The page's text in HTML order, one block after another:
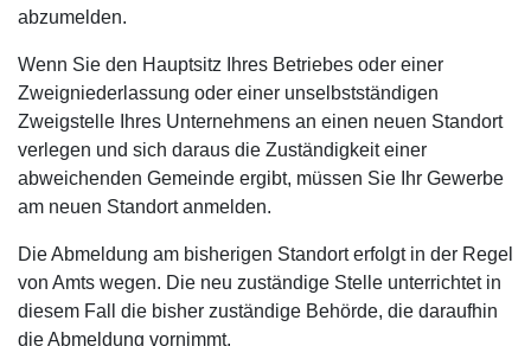
abzumelden.
Wenn Sie den Hauptsitz Ihres Betriebes oder einer
Zweigniederlassung oder einer unselbstständigen
Zweigstelle Ihres Unternehmens an einen neuen Standort
verlegen und sich daraus die Zuständigkeit einer
abweichenden Gemeinde ergibt, müssen Sie Ihr Gewerbe
am neuen Standort anmelden.
Die Abmeldung am bisherigen Standort erfolgt in der Regel
von Amts wegen. Die neu zuständige Stelle unterrichtet in
diesem Fall die bisher zuständige Behörde, die daraufhin
die Abmeldung vornimmt.